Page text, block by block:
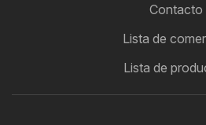
Contacto
Lista de
Lista de